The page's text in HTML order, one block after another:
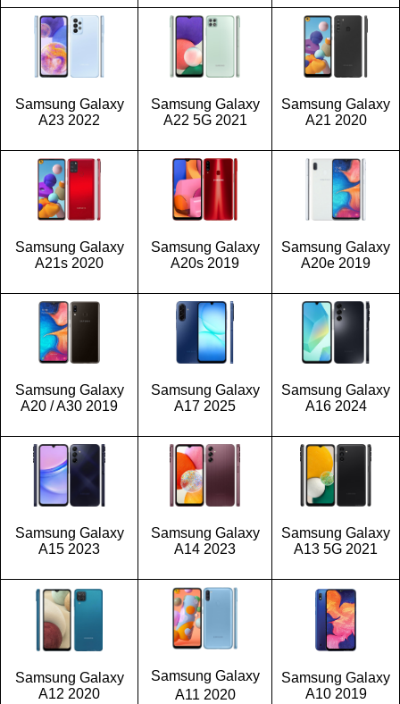
Samsung Galaxy
A23 2022
Samsung Galaxy
A22 5G 2021
Samsung Galaxy
A21 2020
Samsung Galaxy
A21s 2020
Samsung Galaxy
A20s 2019
Samsung Galaxy
A20e 2019
Samsung Galaxy
A20 / A30 2019
Samsung Galaxy
A17 2025
Samsung Galaxy
A16 2024
Samsung Galaxy
A15 2023
Samsung Galaxy
A14 2023
Samsung Galaxy
A13 5G 2021
Samsung Galaxy
A12 2020
Samsung Galaxy
A11 2020
Samsung Galaxy
A10 2019